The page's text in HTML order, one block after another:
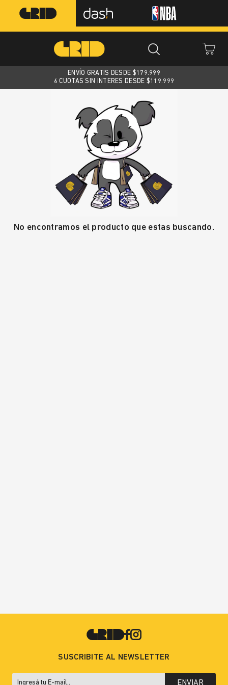
ENVÍO GRATIS DESDE $179.999
6 CUOTAS SIN INTERES DESDE $119.999
No encontramos el producto que estas buscando.
SUSCRIBITE AL NEWSLETTER
ENVIAR